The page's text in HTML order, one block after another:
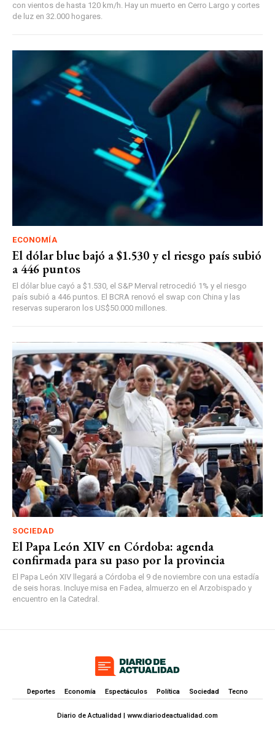
con vientos de hasta 120 km/h. Hay un muerto en Cerro Largo y cortes
de luz en 32.000 hogares.
ECONOMÍA
El dólar blue bajó a $1.530 y el riesgo país subió
a 446 puntos
El dólar blue cayó a $1.530, el S&P Merval retrocedió 1% y el riesgo
país subió a 446 puntos. El BCRA renovó el swap con China y las
reservas superaron los US$50.000 millones.
SOCIEDAD
El Papa León XIV en Córdoba: agenda
confirmada para su paso por la provincia
El Papa León XIV llegará a Córdoba el 9 de noviembre con una estadía
de seis horas. Incluye misa en Fadea, almuerzo en el Arzobispado y
encuentro en la Catedral.
Deportes Economía Espectáculos Política Sociedad Tecno
Diario de Actualidad | www.diariodeactualidad.com